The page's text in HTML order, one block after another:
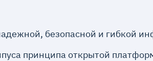
безопасной и гибкой
принципа открытой